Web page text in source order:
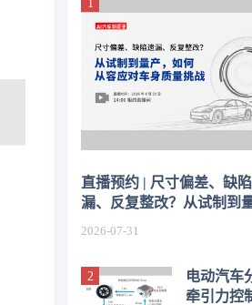
直播预约 | 尺寸偏差、缺
漏、反复整改？从试制到
2026-07-31
电动汽车
牵引力控